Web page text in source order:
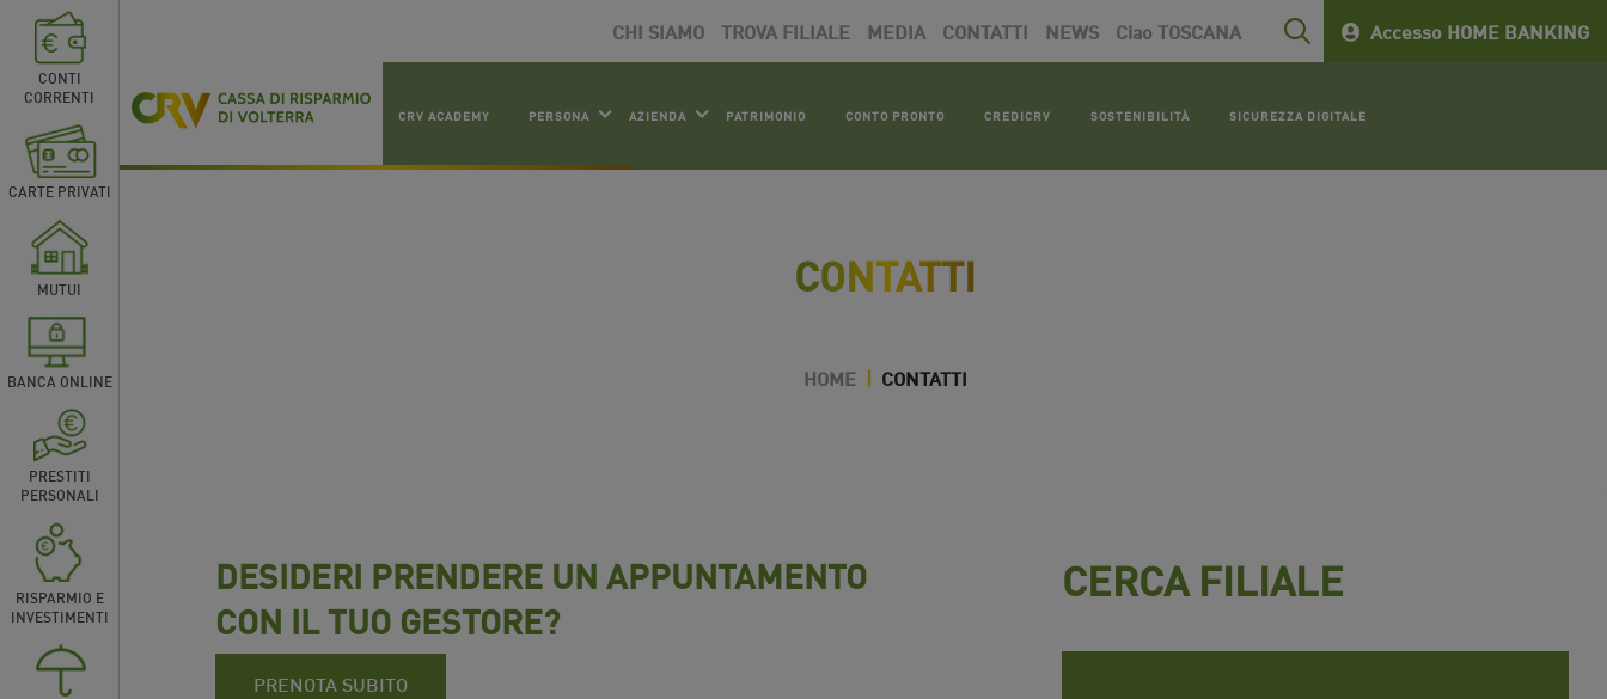
Accesso HOME BANKING
CHI SIAMO TROVA FILIALE MEDIA CONTATTI NEWS Ciao TOSCANA
CRV ACADEMY PERSONA AZIENDA PATRIMONIO CONTO PRONTO CREDICRV SOSTENIBILITÀ SICUREZZA DIGITALE
CONTI
CORRENTI
CARTE PRIVATI
MUTUI
BANCA ONLINE
PRESTITI
PERSONALI
RISPARMIO E
INVESTIMENTI
CONTATTI
HOME | CONTATTI
DESIDERI PRENDERE UN APPUNTAMENTO
CON IL TUO GESTORE?
PRENOTA SUBITO
CERCA FILIALE